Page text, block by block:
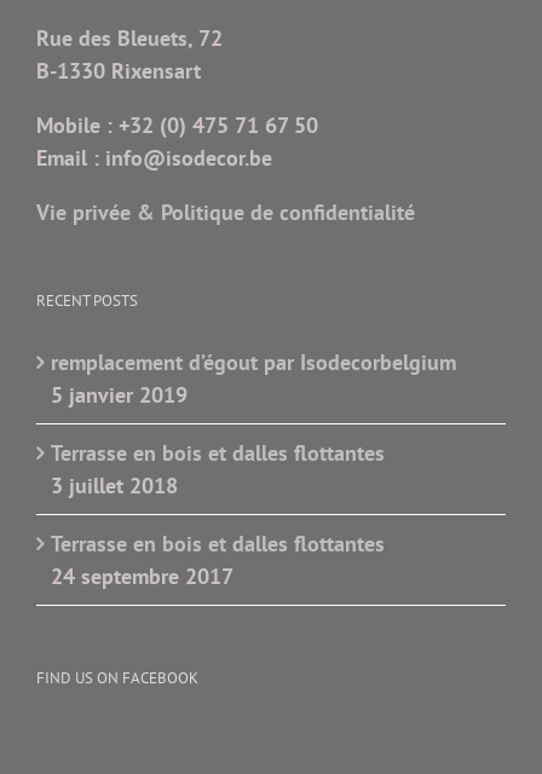
Rue des Bleuets, 72
B-1330 Rixensart
Mobile : +32 (0) 475 71 67 50
Email : info@isodecor.be
Vie privée & Politique de confidentialité
RECENT POSTS
remplacement d’égout par Isodecorbelgium
5 janvier 2019
Terrasse en bois et dalles flottantes
3 juillet 2018
Terrasse en bois et dalles flottantes
24 septembre 2017
FIND US ON FACEBOOK